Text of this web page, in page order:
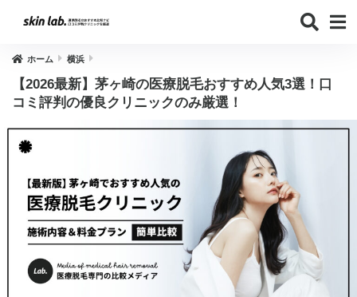
ホーム 横浜
【2026最新】茅ヶ崎の医療脱毛おすすめ人気3選！口
コミ評判の優良クリニックのみ厳選！